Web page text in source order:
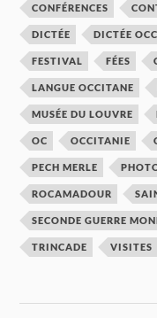
CONFÉRENCES
DICTÉE DICTÉE
FESTIVAL FÉES
LANGUE OCCITANE
MUSÉE DU LOUVRE
OC OCCITANIE
PECH MERLE
ROCAMADOUR
SECONDE GUERRE
TRINCADE VISITES